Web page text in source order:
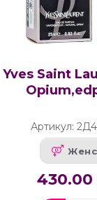
Yves Saint
Артикул:
430.00